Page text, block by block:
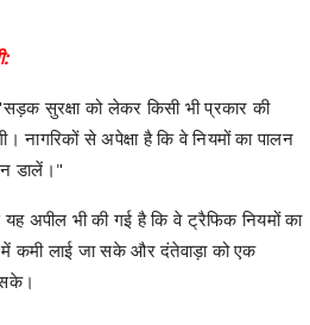
सुरक्षा को लेकर किसी भी प्रकार की
नागरिकों से अपेक्षा है कि वे नियमों का पालन
डालें।"
अपील भी की गई है कि वे ट्रैफिक नियमों का
कमी लाई जा सके और दंतेवाड़ा को एक
सके।